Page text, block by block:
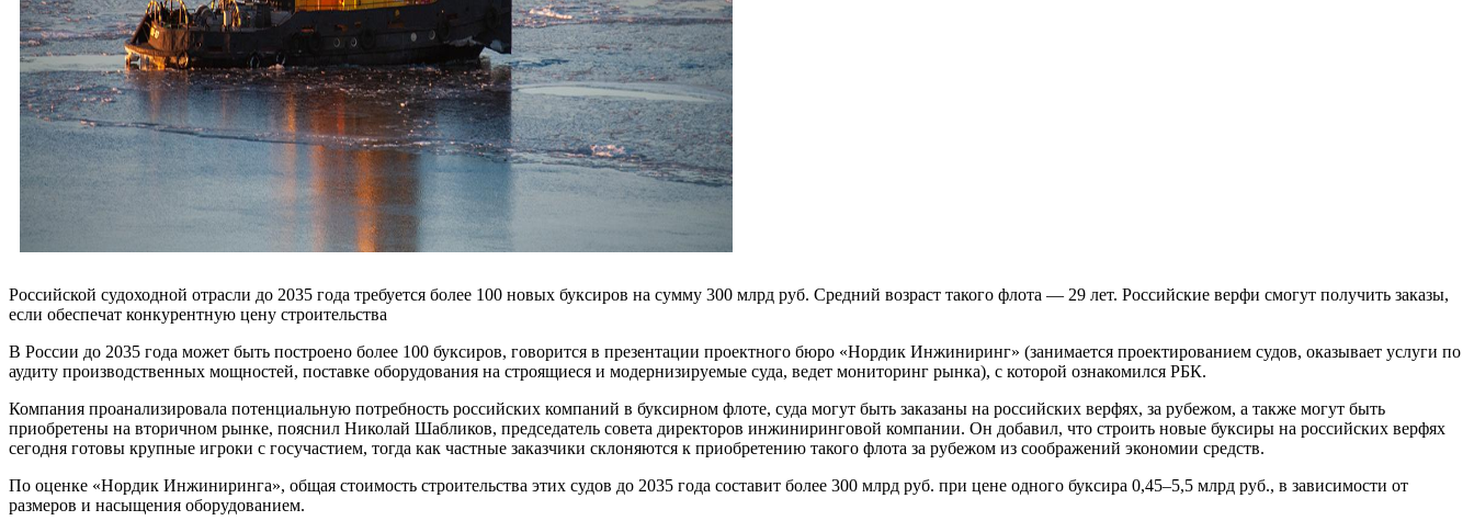
Российской судоходной отрасли до 2035 года требуется более 100 новых буксиров на сумму 300 млрд руб. Средний возраст такого флота — 29 лет. Российские верфи смогут получить заказы,
если обеспечат конкурентную цену строительства
В России до 2035 года может быть построено более 100 буксиров, говорится в презентации проектного бюро «Нордик Инжиниринг» (занимается проектированием судов, оказывает услуги по
аудиту производственных мощностей, поставке оборудования на строящиеся и модернизируемые суда, ведет мониторинг рынка), с которой ознакомился РБК.
Компания проанализировала потенциальную потребность российских компаний в буксирном флоте, суда могут быть заказаны на российских верфях, за рубежом, а также могут быть
приобретены на вторичном рынке, пояснил Николай Шабликов, председатель совета директоров инжиниринговой компании. Он добавил, что строить новые буксиры на российских верфях
сегодня готовы крупные игроки с госучастием, тогда как частные заказчики склоняются к приобретению такого флота за рубежом из соображений экономии средств.
По оценке «Нордик Инжиниринга», общая стоимость строительства этих судов до 2035 года составит более 300 млрд руб. при цене одного буксира 0,45–5,5 млрд руб., в зависимости от
размеров и насыщения оборудованием.